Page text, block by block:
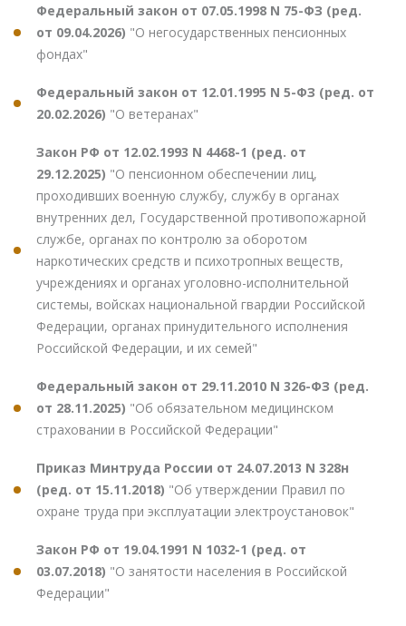
Федеральный закон от 07.05.1998 N 75-ФЗ (ред.
от 09.04.2026) "О негосударственных пенсионных
фондах"
Федеральный закон от 12.01.1995 N 5-ФЗ (ред. от
20.02.2026) "О ветеранах"
Закон РФ от 12.02.1993 N 4468-1 (ред. от
29.12.2025) "О пенсионном обеспечении лиц,
проходивших военную службу, службу в органах
внутренних дел, Государственной противопожарной
службе, органах по контролю за оборотом
наркотических средств и психотропных веществ,
учреждениях и органах уголовно-исполнительной
системы, войсках национальной гвардии Российской
Федерации, органах принудительного исполнения
Российской Федерации, и их семей"
Федеральный закон от 29.11.2010 N 326-ФЗ (ред.
от 28.11.2025) "Об обязательном медицинском
страховании в Российской Федерации"
Приказ Минтруда России от 24.07.2013 N 328н
(ред. от 15.11.2018) "Об утверждении Правил по
охране труда при эксплуатации электроустановок"
Закон РФ от 19.04.1991 N 1032-1 (ред. от
03.07.2018) "О занятости населения в Российской
Федерации"